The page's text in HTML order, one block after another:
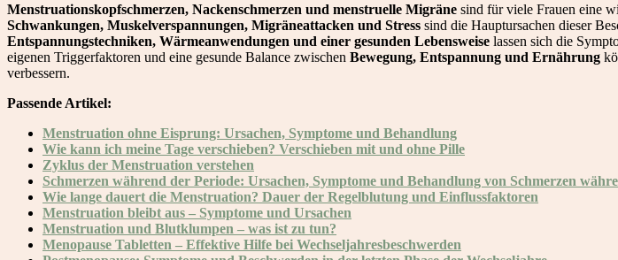
Menstruationskopfschmerzen, Nackenschmerzen und menstruelle Migräne sind für viele Frauen eine
Schwankungen, Muskelverspannungen, Migräneattacken und Stress sind die Hauptursachen dieser
Entspannungstechniken, Wärmeanwendungen und einer gesunden Lebensweise lassen sich die
eigenen Triggerfaktoren und eine gesunde Balance zwischen Bewegung, Entspannung und Ernährung
verbessern.
Passende Artikel:
Menstruation ohne Eisprung: Ursachen, Symptome und Behandlung
Wie kann ich meine Tage verschieben? Verschieben mit und ohne Pille
Zyklus der Menstruation verstehen
Schmerzen während der Periode: Ursachen, Symptome und Behandlung von Schmerzen
Wie lange dauert die Menstruation? Dauer der Regelblutung und Einflussfaktoren
Menstruation bleibt aus – Symptome und Ursachen
Menstruation und Blutklumpen – was ist zu tun?
Menopause Tabletten – Effektive Hilfe bei Wechseljahresbeschwerden